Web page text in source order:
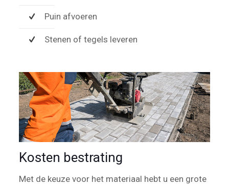
Puin afvoeren
Stenen of tegels leveren
Kosten bestrating
Met de keuze voor het materiaal hebt u een grote